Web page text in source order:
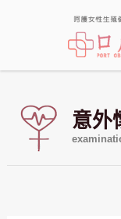
意外